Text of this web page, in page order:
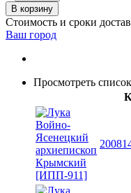
В корзину
Стоимость и сроки
Ваш город
Просмотреть